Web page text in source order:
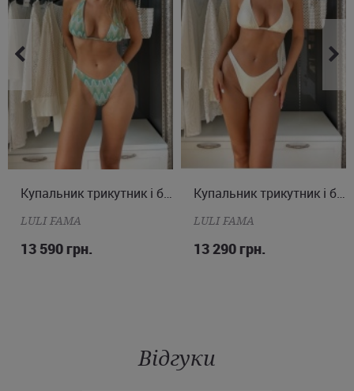
XS S M L Купальник трикутник і бразиліана
LULI FAMA
13 590 грн.
XS S M Купальник трикутник і бразиліана
LULI FAMA
13 290 грн.
Відгуки